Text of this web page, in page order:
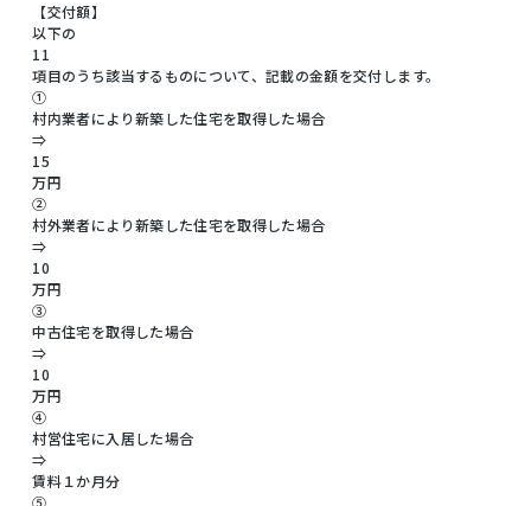
【交付額】
以下の
11
項目のうち該当するものについて、記載の金額を交付します。
①
村内業者により新築した住宅を取得した場合
⇒
15
万円
②
村外業者により新築した住宅を取得した場合
⇒
10
万円
③
中古住宅を取得した場合
⇒
10
万円
④
村営住宅に入居した場合
⇒
賃料１か月分
⑤